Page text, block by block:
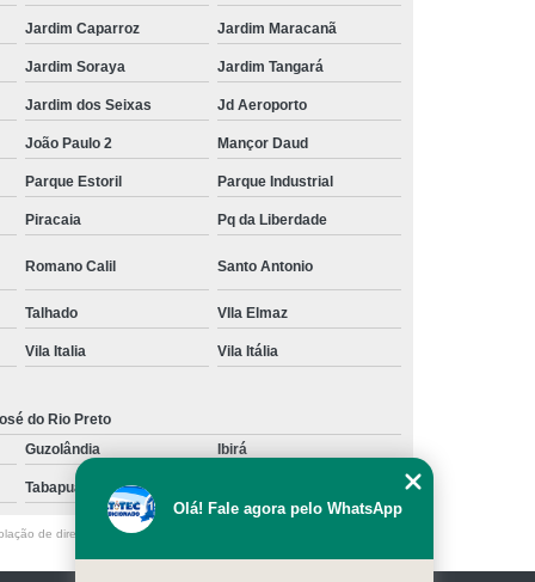
Jardim Caparroz Jardim Maracanã
Jardim Soraya Jardim Tangará
Jardim dos Seixas Jd Aeroporto
João Paulo 2 Mançor Daud
Parque Estoril Parque Industrial
Piracaia Pq da Liberdade
Romano Calil Santo Antonio
Talhado VIla Elmaz
Vila Italia Vila Itália
do Rio Preto
Guzolândia Ibirá
Tabapuã
de direito autoral – artigo 184 do Código Penal –
Olá! Fale agora pelo WhatsApp